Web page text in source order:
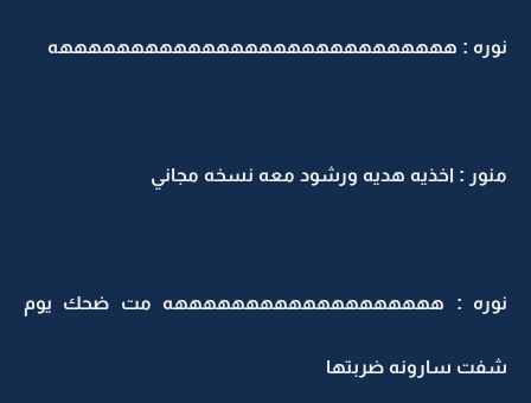
نوره : ههههههههههههههههههههههههههههه
منور : اخذيه هديه ورشود معه نسخه مجاني
نوره : هههههههههههههههههههه مت ضحك يوم
شفت سارونه ضربتها